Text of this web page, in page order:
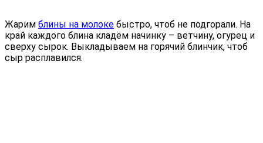
Жарим блины на молоке быстро, чтоб не подгорали. На
край каждого блина кладём начинку – ветчину, огурец и
сверху сырок. Выкладываем на горячий блинчик, чтоб
сыр расплавился.